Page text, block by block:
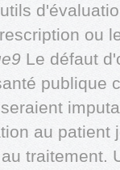
ou
Le défaut
publique
au patient
traitement.